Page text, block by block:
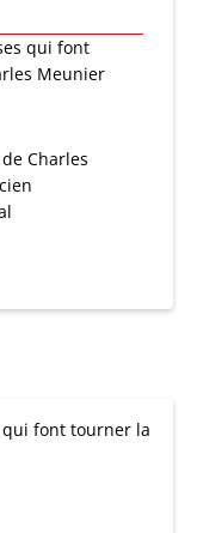
qui font
Meunier
Charles
qui font tourner la